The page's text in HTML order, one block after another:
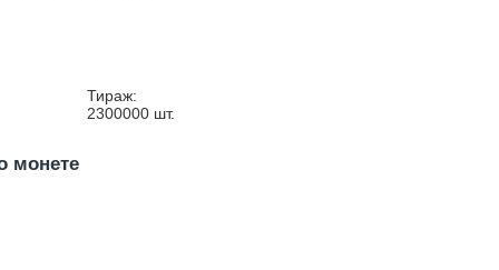
Тираж:
2300000 шт.
монете